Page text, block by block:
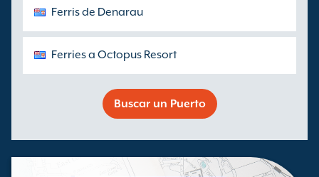
Ferris de Denarau
Ferries a Octopus Resort
Buscar un Puerto